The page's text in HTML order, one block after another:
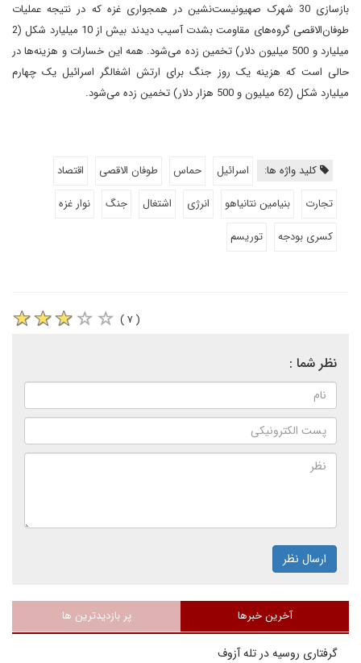
باز‌سازی 30 شهرک صهیونیست‌نشین در همجواری غزه که در نتیجه عملیات
طوفان‌الاقصی گروه‌های مقاومت بشدت آسیب دیدند بیش از 10 میلیارد شکل (2
میلیارد و 500 میلیون دلار) تخمین زده می‌شود. همه این خسارات و هزینه‌ها در
حالی است که هزینه یک روز جنگ برای ارتش اشغالگر اسرائیل یک چهارم
میلیارد شکل (62 میلیون و 500 هزار دلار) تخمین زده می‌شود.
کلید واژه ها: اسرائیل حماس طوفان الاقصی
اقتصاد
تجارت
بنیامین نتانیاهو انرژی اشتغال جنگ
نوار غزه
کسری بودجه
توریسم
( ۷ )
نظر شما :
ارسال نظر
آخرین خبرها پر بازدیدترین ها
گرفتاری روسیه در تله آزوف